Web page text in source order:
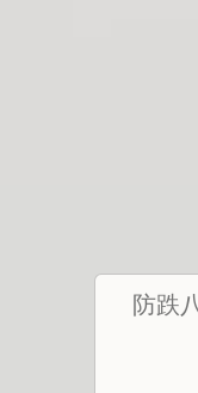
防跌